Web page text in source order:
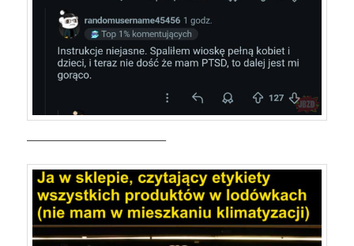
—————————————–